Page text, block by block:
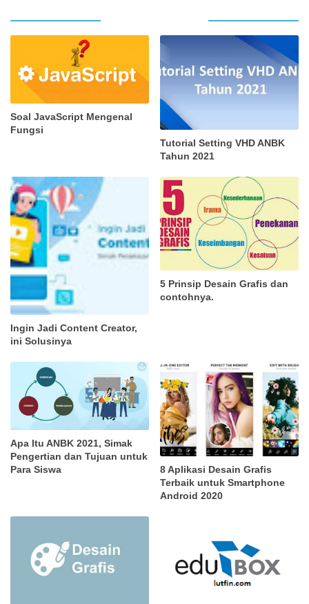
Soal JavaScript Mengenal
Fungsi
Tutorial Setting VHD ANBK
Tahun 2021
Ingin Jadi Content Creator,
ini Solusinya
5 Prinsip Desain Grafis dan
contohnya.
Apa Itu ANBK 2021, Simak
Pengertian dan Tujuan untuk
Para Siswa
8 Aplikasi Desain Grafis
Terbaik untuk Smartphone
Android 2020